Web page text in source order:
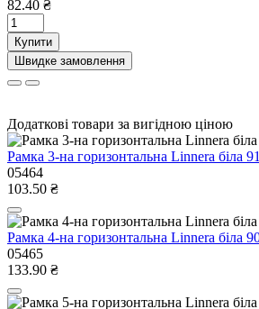
82.40 ₴
Купити
Швидке замовлення
Додаткові товари за вигідною ціною
Рамка 3-на горизонтальна Linnera бiла
05464
103.50 ₴
Рамка 4-на горизонтальна Linnera бiла
05465
133.90 ₴